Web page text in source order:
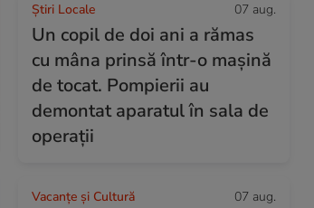
Știri Locale 07 aug.
Un copil de doi ani a rămas
cu mâna prinsă într-o mașină
de tocat. Pompierii au
demontat aparatul în sala de
operații
Vacanțe și Cultură 07 aug.